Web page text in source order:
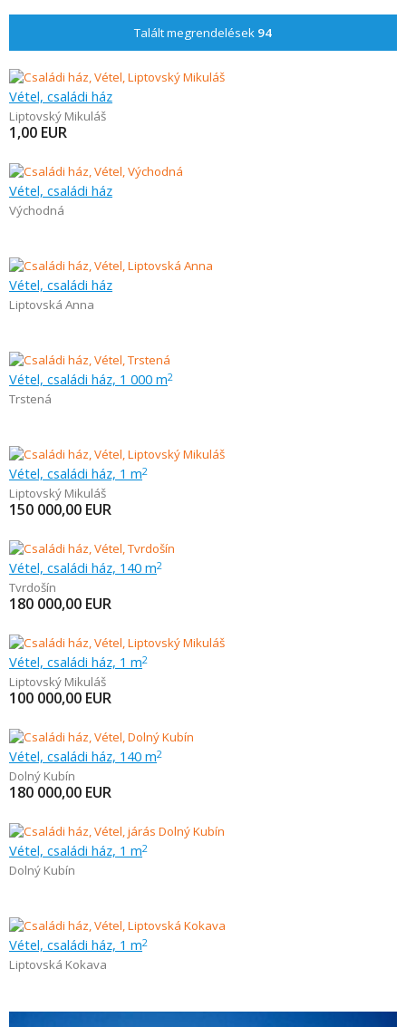
Talált megrendelések 94
Vétel, családi ház
Liptovský Mikuláš
1,00 EUR
Vétel, családi ház
Východná
Vétel, családi ház
Liptovská Anna
Vétel, családi ház, 1 000 m2
Trstená
Vétel, családi ház, 1 m2
Liptovský Mikuláš
150 000,00 EUR
Vétel, családi ház, 140 m2
Tvrdošín
180 000,00 EUR
Vétel, családi ház, 1 m2
Liptovský Mikuláš
100 000,00 EUR
Vétel, családi ház, 140 m2
Dolný Kubín
180 000,00 EUR
Vétel, családi ház, 1 m2
Dolný Kubín
Vétel, családi ház, 1 m2
Liptovská Kokava